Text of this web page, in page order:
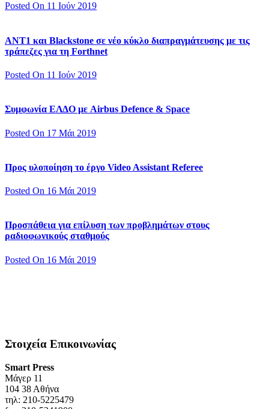
Posted On 11 Ιούν 2019
ΑΝΤ1 και Blackstone σε νέο κύκλο διαπραγμάτευσης με τις
τράπεζες για τη Forthnet
Posted On 11 Ιούν 2019
Συμφωνία ΕΛΔΟ με Airbus Defence & Space
Posted On 17 Μάι 2019
Προς υλοποίηση το έργο Video Assistant Referee
Posted On 16 Μάι 2019
Προσπάθεια για επίλυση των προβλημάτων στους
ραδιοφωνικούς σταθμούς
Posted On 16 Μάι 2019
Στοιχεία Επικοινωνίας
Smart Press
Mάγερ 11
104 38 Αθήνα
τηλ: 210-5225479